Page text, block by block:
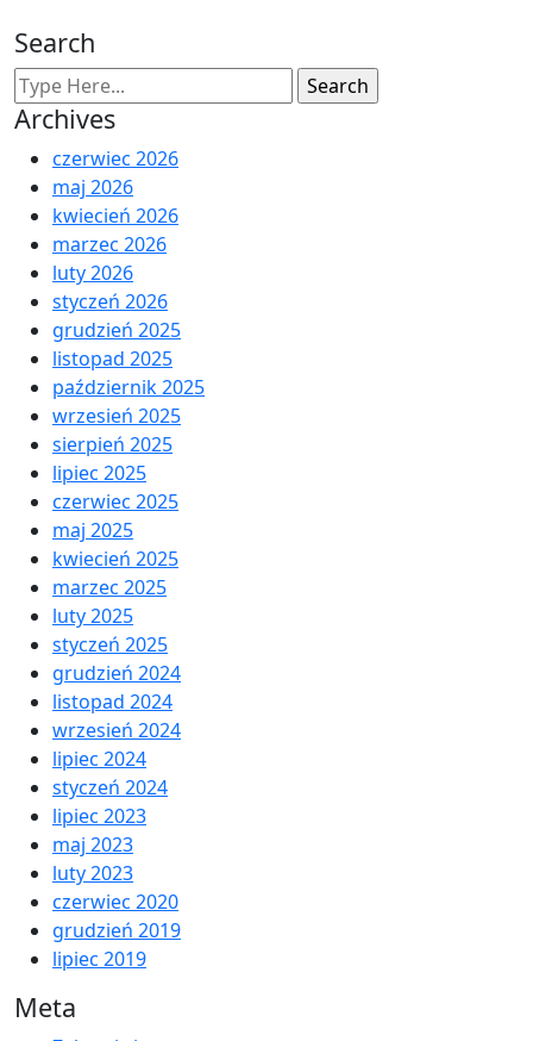
Search
Archives
czerwiec 2026
maj 2026
kwiecień 2026
marzec 2026
luty 2026
styczeń 2026
grudzień 2025
listopad 2025
październik 2025
wrzesień 2025
sierpień 2025
lipiec 2025
czerwiec 2025
maj 2025
kwiecień 2025
marzec 2025
luty 2025
styczeń 2025
grudzień 2024
listopad 2024
wrzesień 2024
lipiec 2024
styczeń 2024
lipiec 2023
maj 2023
luty 2023
czerwiec 2020
grudzień 2019
lipiec 2019
Meta